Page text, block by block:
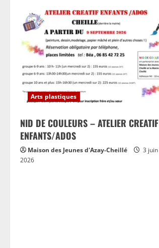
Arts plastiques
NID DE COULEURS – ATELIER CREATIF
ENFANTS/ADOS
Maison des Jeunes d'Azay-Cheillé
3 juin
2026